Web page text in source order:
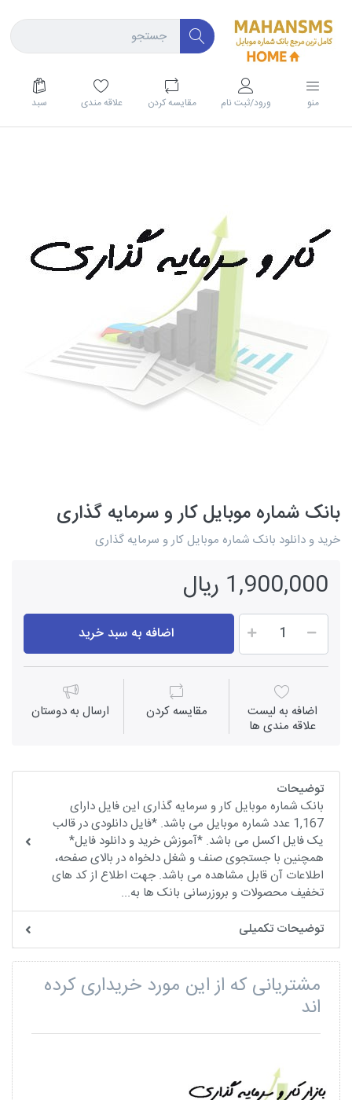
منو ورود/ثبت نام مقايسه كردن علاقه مندی سبد
بانک شماره موبایل کار و سرمایه گذاری
خرید و دانلود بانک شماره موبایل کار و سرمایه گذاری
1,900,000 ریال
اضافه به سبد خرید
اضافه به لیست
علاقه مندی ها
مقايسه كردن ارسال به دوستان
توضیحات
بانک شماره موبایل کار و سرمایه گذاری این فایل دارای
1,167 عدد شماره موبایل می باشد. *فایل دانلودی در قالب
یک فایل اکسل می باشد. *آموزش خرید و دانلود فایل*
همچنین با جستجوی صنف و شغل دلخواه در بالای صفحه،
اطلاعات آن قابل مشاهده می باشد. جهت اطلاع از کد های
تخفیف محصولات و بروزرسانی بانک ها به...
توضیحات تکمیلی
مشتریانی که از این مورد خریداری کرده
اند